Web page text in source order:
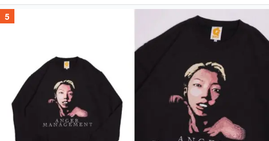
5